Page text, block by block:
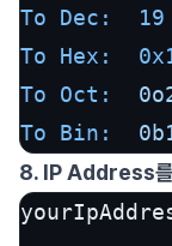
To Dec:
19
To Hex:
To Oct:
To Bin:
8. IP Address를